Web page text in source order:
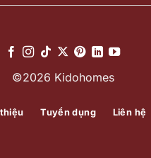
©2026 Kidohomes
Tuyển dụng Liên hệ